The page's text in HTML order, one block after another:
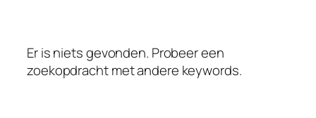
Er is niets gevonden. Probeer een
zoekopdracht met andere keywords.